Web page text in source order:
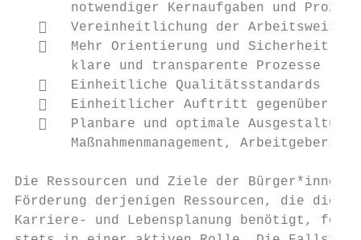
notwendiger Kernaufgaben und
   Vereinheitlichung der
   Mehr Orientierung und Sicherheit
       klare und transparente Prozesse
      Einheitliche Qualitätsstandards
   Einheitlicher Auftritt gegenüber
   Planbare und optimale
Maßnahmenmanagement,
Die Ressourcen und Ziele der
Förderung derjenigen Ressourcen, die die
Karriere- und Lebensplanung benötigt,